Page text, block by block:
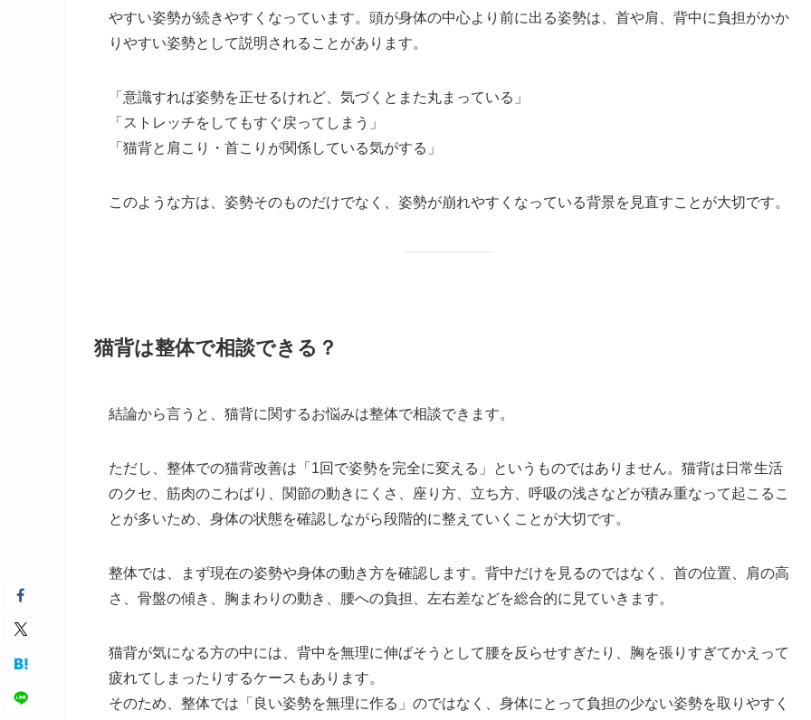
やすい姿勢が続きやすくなっています。頭が身体の中心より前に出る姿勢は、首や肩、背中に負担がかか
りやすい姿勢として説明されることがあります。
「意識すれば姿勢を正せるけれど、気づくとまた丸まっている」
「ストレッチをしてもすぐ戻ってしまう」
「猫背と肩こり・首こりが関係している気がする」
このような方は、姿勢そのものだけでなく、姿勢が崩れやすくなっている背景を見直すことが大切です。
猫背は整体で相談できる？
結論から言うと、猫背に関するお悩みは整体で相談できます。
ただし、整体での猫背改善は「1回で姿勢を完全に変える」というものではありません。猫背は日常生活
のクセ、筋肉のこわばり、関節の動きにくさ、座り方、立ち方、呼吸の浅さなどが積み重なって起こるこ
とが多いため、身体の状態を確認しながら段階的に整えていくことが大切です。
整体では、まず現在の姿勢や身体の動き方を確認します。背中だけを見るのではなく、首の位置、肩の高
さ、骨盤の傾き、胸まわりの動き、腰への負担、左右差などを総合的に見ていきます。
猫背が気になる方の中には、背中を無理に伸ばそうとして腰を反らせすぎたり、胸を張りすぎてかえって
疲れてしまったりするケースもあります。
そのため、整体では「良い姿勢を無理に作る」のではなく、身体にとって負担の少ない姿勢を取りやすく